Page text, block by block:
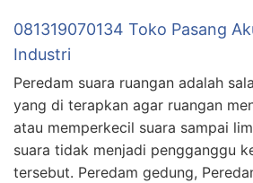
081319070134 Toko Pasang
Industri
Peredam suara ruangan adalah
yang di terapkan agar ruangan
atau memperkecil suara sampai
suara tidak menjadi pengganggu
tersebut. Peredam gedung,